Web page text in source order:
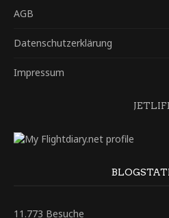
AGB
Datenschutzerklärung
Impressum
11.773 Besuche